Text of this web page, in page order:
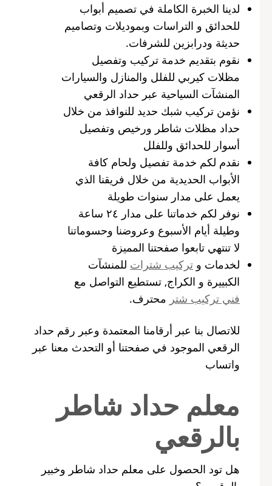
لدينا الخبرة الكاملة في تصميم أبواب
للحدائق و التراسات وبموديلات وتصاميم
حديثة ودرابزين للشرفات.
نقوم بتقديم خدمة تركيب وتفصيل
مظلات كيربي للفلل والمنازل والسيارات
المنشآت السياحية عبر حداد الرقعي
نؤمن تركيب شبك حديد للنوافذ من خلال
حداد مظلات شاطر ورخيص وتفصيل
أسوار للحدائق وللفلل
نقدم لكم خدمة تفصيل ولحام كافة
الأبواب الحديدية من خلال فريقنا الذي
يعمل على مدار سنوات طويلة
نوفر لكم خدماتنا على مدار ٢٤ ساعة
وطيلة أيام الأسبوع وعروضنا وحسوماتنا
لا تنتهي تابعوا صفحتنا المميزة
لخدمات و تركيب شترات للمنشآت
الكبييرة و الكراج, تستطيع التواصل مع
فني تركيب شتر محترف.
للاتصال بنا عبر أرقامنا المعتمدة وعبر رقم حداد
الرقعي الموجود في صفحتنا أو التحدث معنا عبر
واتساب
معلم حداد شاطر
بالرقعي
هل تود الحصول على معلم حداد شاطر وخبير